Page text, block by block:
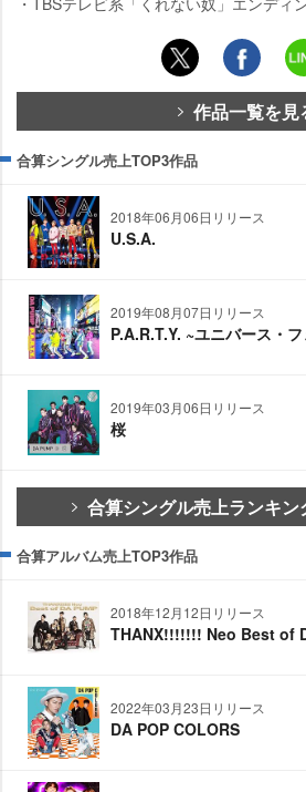
作品一覧を見
合算シングル売上TOP3作品
2018年06月06日リリース
U.S.A.
2019年08月07日リリース
P.A.R.T.Y. ~ユニバース・
2019年03月06日リリース
桜
合算シングル売上ランキン
合算アルバム売上TOP3作品
2018年12月12日リリース
THANX!!!!!!! Neo Best of
2022年03月23日リリース
DA POP COLORS